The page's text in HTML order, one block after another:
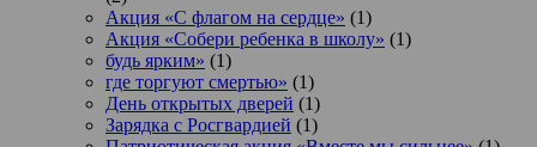
Акция «С флагом на сердце» (1)
Акция «Собери ребенка в школу» (1)
будь ярким» (1)
где торгуют смертью» (1)
День открытых дверей (1)
Зарядка с Росгвардией (1)